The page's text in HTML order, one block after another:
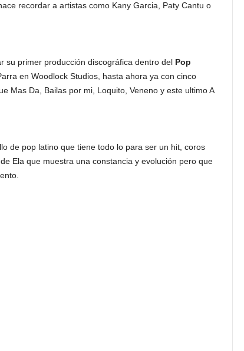
recordar a artistas como Kany Garcia, Paty Cantu o
su primer producción discográfica dentro delPop
en Woodlock Studios, hasta ahora ya con cinco
Mas Da, Bailas por mi, Loquito, Veneno y este ultimo A
de pop latino que tiene todo lo para ser un hit, coros
Ela que muestra una constancia y evolución pero que